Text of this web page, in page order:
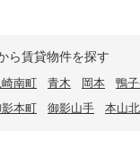
ら賃貸物件を探す
南町 青木 岡本 鴨
本町 御影山手 本山